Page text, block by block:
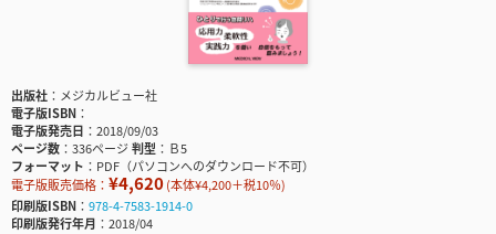
出版社
メジカルビュー社
電子版ISBN
電子版発売日
2018/09/03
ページ数
336ページ判型
Ｂ5
フォーマット
PDF（パソコンへのダウンロード不可）
電子版販売価格： ¥4,620(本体¥4,200＋税10％)
印刷版ISBN
978-4-7583-1914-0
印刷版発行年月
2018/04